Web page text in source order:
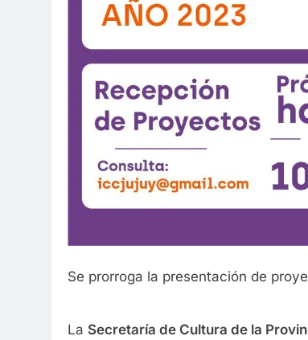
Se prorroga la presentación de
La Secretaría de Cultura de la